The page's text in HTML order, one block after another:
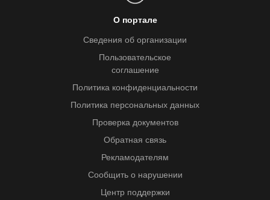
О портале
Сведения об организации
Пользовательское
соглашение
Политика конфиденциальности
Политика персональных данных
Проверка документов
Обратная связь
Рекламодателям
Сообщить о нарушении
Центр поддержки